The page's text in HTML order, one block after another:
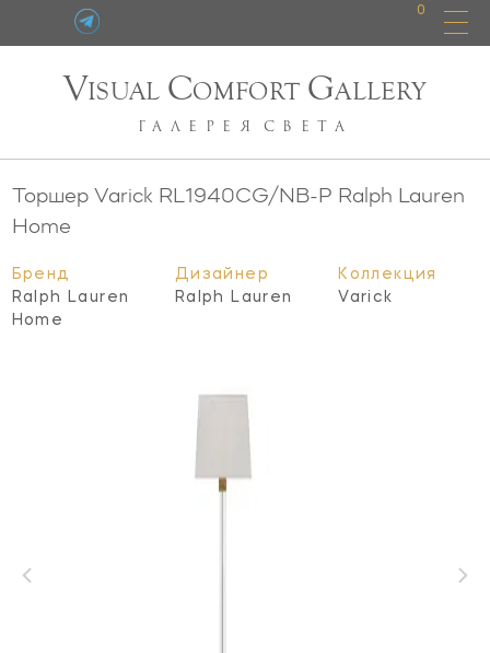
0
VISUAL COMFORT GALLERY
ГАЛЕРЕЯ СВЕТА
Торшер Varick RL1940CG/NB-P Ralph Lauren
Home
Бренд
Ralph Lauren
Home
Дизайнер
Ralph Lauren
Коллекция
Varick